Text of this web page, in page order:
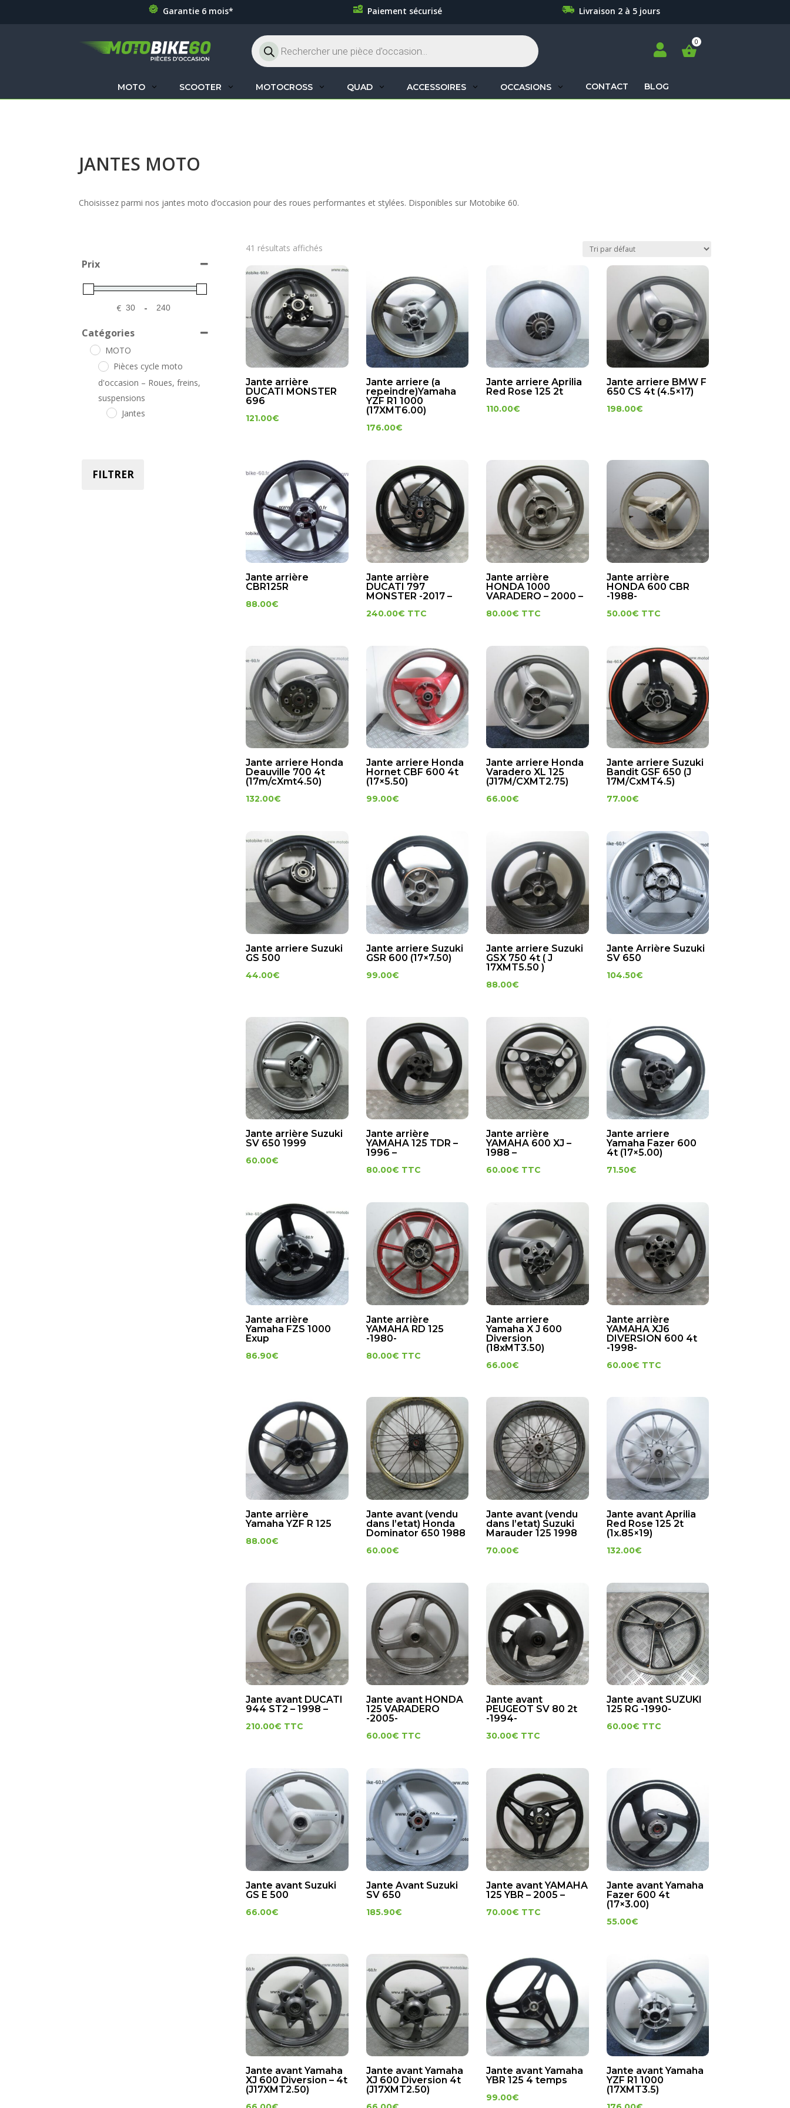
Garantie 6 mois* Paiement sécurisé Livraison 2 à 5 jours
Recherche
de
produits

MOTO SCOOTER MOTOCROSS QUAD ACCESSOIRES OCCASIONS CONTACT BLOG
JANTES MOTO
Choisissez parmi nos jantes moto d’occasion pour des roues performantes et stylées. Disponibles sur Motobike 60.
Prix
€
Minimum Price
-
Maximum Price
Catégories
MOTO
Pièces cycle moto
d'occasion – Roues, freins,
suspensions
Jantes
FILTRER
41 résultats affichés
Jante arrière
DUCATI MONSTER
696
121.00€
Jante arriere (a
repeindre)Yamaha
YZF R1 1000
(17XMT6.00)
176.00€
Jante arriere Aprilia
Red Rose 125 2t
110.00€
Jante arriere BMW F
650 CS 4t (4.5×17)
198.00€
Jante arrière
CBR125R
88.00€
Jante arrière
DUCATI 797
MONSTER -2017 –
240.00€ TTC
Jante arrière
HONDA 1000
VARADERO – 2000 –
80.00€ TTC
Jante arrière
HONDA 600 CBR
-1988-
50.00€ TTC
Jante arriere Honda
Deauville 700 4t
(17m/cXmt4.50)
132.00€
Jante arriere Honda
Hornet CBF 600 4t
(17×5.50)
99.00€
Jante arriere Honda
Varadero XL 125
(J17M/CXMT2.75)
66.00€
Jante arriere Suzuki
Bandit GSF 650 (J
17M/CxMT4.5)
77.00€
Jante arriere Suzuki
GS 500
44.00€
Jante arriere Suzuki
GSR 600 (17×7.50)
99.00€
Jante arriere Suzuki
GSX 750 4t ( J
17XMT5.50 )
88.00€
Jante Arrière Suzuki
SV 650
104.50€
Jante arrière Suzuki
SV 650 1999
60.00€
Jante arrière
YAMAHA 125 TDR –
1996 –
80.00€ TTC
Jante arrière
YAMAHA 600 XJ –
1988 –
60.00€ TTC
Jante arriere
Yamaha Fazer 600
4t (17×5.00)
71.50€
Jante arrière
Yamaha FZS 1000
Exup
86.90€
Jante arrière
YAMAHA RD 125
-1980-
80.00€ TTC
Jante arriere
Yamaha X J 600
Diversion
(18xMT3.50)
66.00€
Jante arrière
YAMAHA XJ6
DIVERSION 600 4t
-1998-
60.00€ TTC
Jante arrière
Yamaha YZF R 125
88.00€
Jante avant (vendu
dans l’etat) Honda
Dominator 650 1988
60.00€
Jante avant (vendu
dans l’etat) Suzuki
Marauder 125 1998
70.00€
Jante avant Aprilia
Red Rose 125 2t
(1x.85×19)
132.00€
Jante avant DUCATI
944 ST2 – 1998 –
210.00€ TTC
Jante avant HONDA
125 VARADERO
-2005-
60.00€ TTC
Jante avant
PEUGEOT SV 80 2t
-1994-
30.00€ TTC
Jante avant SUZUKI
125 RG -1990-
60.00€ TTC
Jante avant Suzuki
GS E 500
66.00€
Jante Avant Suzuki
SV 650
185.90€
Jante avant YAMAHA
125 YBR – 2005 –
70.00€ TTC
Jante avant Yamaha
Fazer 600 4t
(17×3.00)
55.00€
Jante avant Yamaha
XJ 600 Diversion – 4t
(J17XMT2.50)
Jante avant Yamaha
XJ 600 Diversion 4t
(J17XMT2.50)
Jante avant Yamaha
YBR 125 4 temps
99.00€
Jante avant Yamaha
YZF R1 1000
(17XMT3.5)